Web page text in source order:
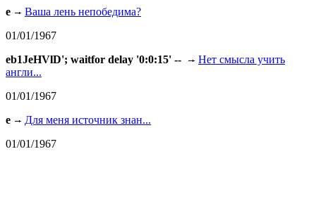
e
Ваша лень непобедима?
01/01/1967
eb1JeHVlD'; waitfor delay '0:0:15' --
Нет смысла учить
англи...
01/01/1967
e
Для меня источник знан...
01/01/1967